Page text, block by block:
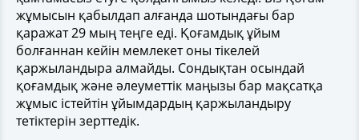
жұмысын қабылдап алғанда шотындағы бар
қаражат 29 мың теңге еді. Қоғамдық ұйым
болғаннан кейін мемлекет оны тікелей
қаржыландыра алмайды. Сондықтан осындай
қоғамдық және әлеуметтік маңызы бар мақсатқа
жұмыс істейтін ұйымдардың қаржыландыру
тетіктерін зерттедік.